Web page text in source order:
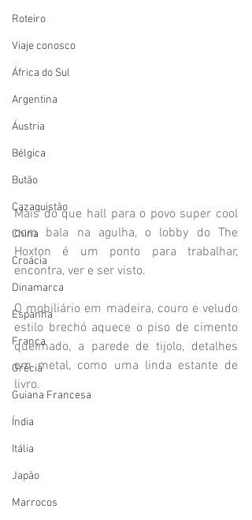
Roteiro
Viaje conosco
África do Sul
Argentina
Áustria
Bélgica
Butão
Cazaquistão
China
Croácia
Dinamarca
Espanha
França
Grécia
Guiana Francesa
Índia
Itália
Japão
Marrocos
Mais do que hall para o povo super cool
com bala na agulha, o lobby do The
Hoxton é um ponto para trabalhar,
encontra, ver e ser visto.
O mobiliário em madeira, couro e veludo
estilo brechó aquece o piso de cimento
queimado, a parede de tijolo, detalhes
em metal, como uma linda estante de
livro.